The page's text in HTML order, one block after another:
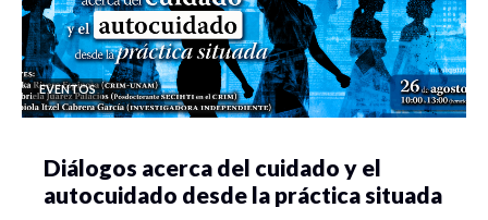
EVENTOS
Diálogos acerca del cuidado y el
autocuidado desde la práctica situada